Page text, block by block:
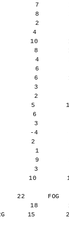
7        12
8        14
2
4
10
8
4
6
6
3
2
5
6
3         5
-4
2
1
9
3
10
22      FOG
18
15